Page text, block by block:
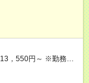
円～ ※勤務数
夜勤／日給：12，